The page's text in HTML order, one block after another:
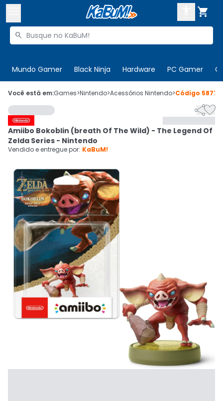

Buscar produtos

Mundo Gamer Black Ninja Hardware PC Gamer
 Olá. Acesse sua conta
 Departamentos
Cupons
Ativar tradutor em libras
CADASTRE-SE
Você está em:Games>Nintendo>Acessórios Nintendo>Código

Amiibo Bokoblin (breath Of The Wild) - The Legend Of
Zelda Series - Nintendo
Vendido e entregue por: KaBuM!